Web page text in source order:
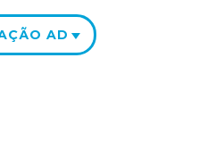
ADICIONAL